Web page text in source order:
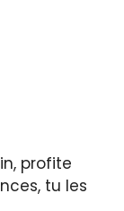
profite
tu les